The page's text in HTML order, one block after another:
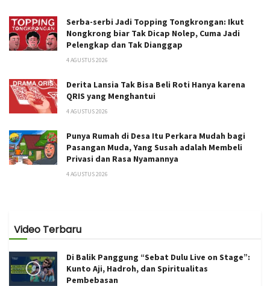
Serba-serbi Jadi Topping Tongkrongan: Ikut
Nongkrong biar Tak Dicap Nolep, Cuma Jadi
Pelengkap dan Tak Dianggap
4 AGUSTUS 2026
Derita Lansia Tak Bisa Beli Roti Hanya karena
QRIS yang Menghantui
4 AGUSTUS 2026
Punya Rumah di Desa Itu Perkara Mudah bagi
Pasangan Muda, Yang Susah adalah Membeli
Privasi dan Rasa Nyamannya
4 AGUSTUS 2026
Video Terbaru
Di Balik Panggung “Sebat Dulu Live on Stage”:
Kunto Aji, Hadroh, dan Spiritualitas
Pembebasan